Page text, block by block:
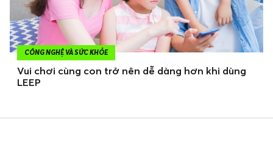
CÔNG NGHỆ VÀ SỨC KHỎE
Vui chơi cùng con trở nên dễ dàng hơn khi dùng
LEEP